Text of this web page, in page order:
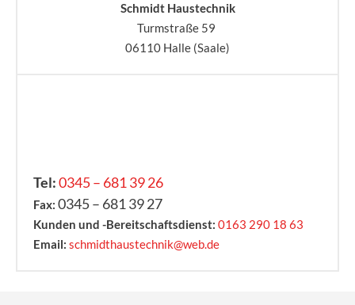
Schmidt Haustechnik
Turmstraße 59
06110 Halle (Saale)
Tel:0345 – 681 39 26
Fax: 0345 – 681 39 27
Kunden und -Bereitschaftsdienst: 0163 290 18 63
Email: schmidthaustechnik@web.de